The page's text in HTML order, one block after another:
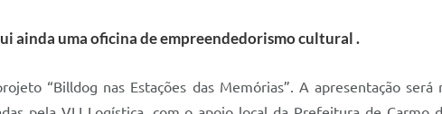
ainda uma oficina de empreendedorismo cultural .
“Billdog nas Estações das Memórias”. A apresentação será